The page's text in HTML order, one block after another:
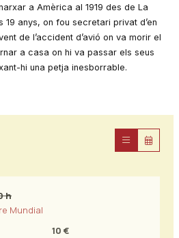
a Amèrica al 1919 des de La
19 anys, on fou secretari privat d’en
de l’accident d’avió on va morir el
a casa on hi va passar els seus
hi una petja inesborrable.
h
Mundial
10 €